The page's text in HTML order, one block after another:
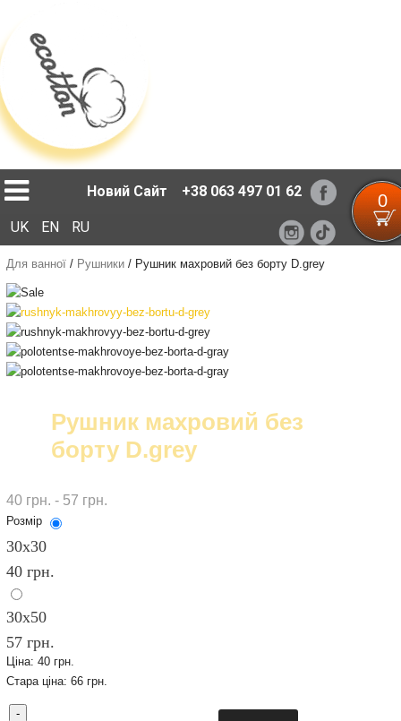
Новий Сайт +38 063 497 01 62 0
UK EN RU
Для ванної/ Рушники / Рушник махровий без борту D.grey
Рушник махровий без
борту D.grey
40 грн. - 57 грн.
Розмір
30х30
40 грн.
30х50
57 грн.
Ціна: 40 грн.
Стара ціна: 66 грн.